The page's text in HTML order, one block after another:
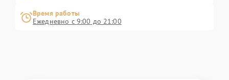
Время работы
Ежедневно с 9:00 до 21:00